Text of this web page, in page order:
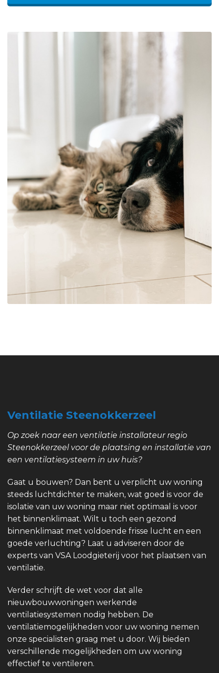
Ventilatie Steenokkerzeel
Op zoek naar een ventilatie installateur regio
Steenokkerzeel voor de plaatsing en installatie van
een ventilatiesysteem in uw huis?
Gaat u bouwen? Dan bent u verplicht uw woning
steeds luchtdichter te maken, wat goed is voor de
isolatie van uw woning maar niet optimaal is voor
het binnenklimaat. Wilt u toch een gezond
binnenklimaat met voldoende frisse lucht en een
goede verluchting? Laat u adviseren door de
experts van VSA Loodgieterij voor het plaatsen van
ventilatie.
Verder schrijft de wet voor dat alle
nieuwbouwwoningen werkende
ventilatiesystemen nodig hebben. De
ventilatiemogelijkheden voor uw woning nemen
onze specialisten graag met u door. Wij bieden
verschillende mogelijkheden om uw woning
effectief te ventileren.